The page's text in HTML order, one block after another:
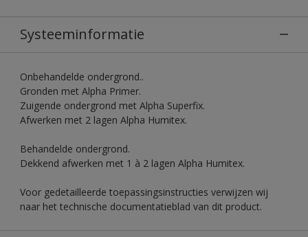
Systeeminformatie
Onbehandelde ondergrond..
Gronden met Alpha Primer.
Zuigende ondergrond met Alpha Superfix.
Afwerken met 2 lagen Alpha Humitex.
Behandelde ondergrond.
Dekkend afwerken met 1 à 2 lagen Alpha Humitex.
Voor gedetailleerde toepassingsinstructies verwijzen wij
naar het technische documentatieblad van dit product.